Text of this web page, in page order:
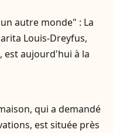
autre monde" : La
Louis-Dreyfus,
est aujourd'hui à la
qui a demandé
est située près